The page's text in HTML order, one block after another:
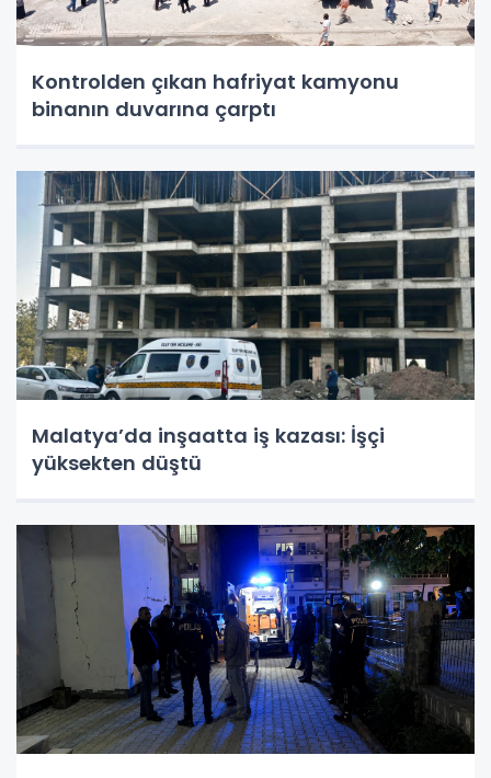
Kontrolden çıkan hafriyat kamyonu
binanın duvarına çarptı
Malatya’da inşaatta iş kazası: İşçi
yüksekten düştü